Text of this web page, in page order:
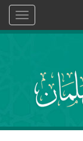
Toggle